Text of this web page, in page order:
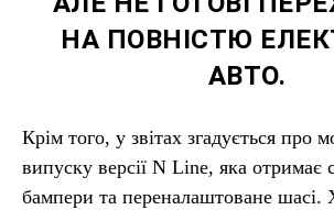
НА ПОВНІСТЮ
АВТО.
Крім того, у звітах згадується про
випуску версії N Line, яка отримає
бампери та переналаштоване шасі.